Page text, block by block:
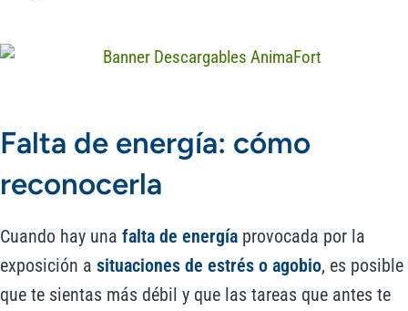
Falta de energía: cómo
reconocerla
Cuando hay una falta de energía provocada por la
exposición a situaciones de estrés o agobio, es posible
que te sientas más débil y que las tareas que antes te